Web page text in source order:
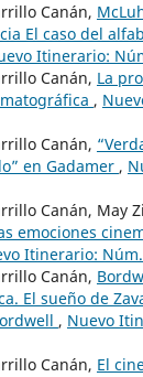
Canán,
El caso del
Itinerario:
Canán, La
,
Canán,
en Gadamer ,
Canán, May
emociones
Itinerario:
Canán,
El sueño de
, Nuevo
Canán, El